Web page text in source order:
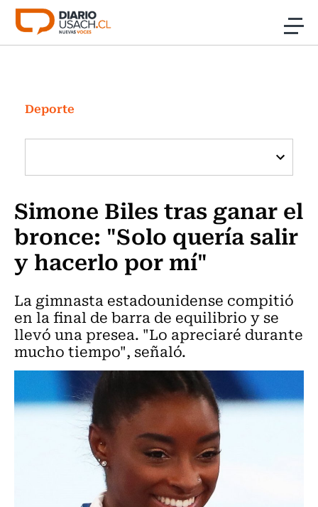
Click acá para ir directamente al contenido
Investigación
Cultura
Programas Radio y TV Usach
Deporte
Simone Biles tras ganar el
bronce: "Solo quería salir
y hacerlo por mí"
La gimnasta estadounidense compitió
en la final de barra de equilibrio y se
llevó una presea. "Lo apreciaré durante
mucho tiempo", señaló.